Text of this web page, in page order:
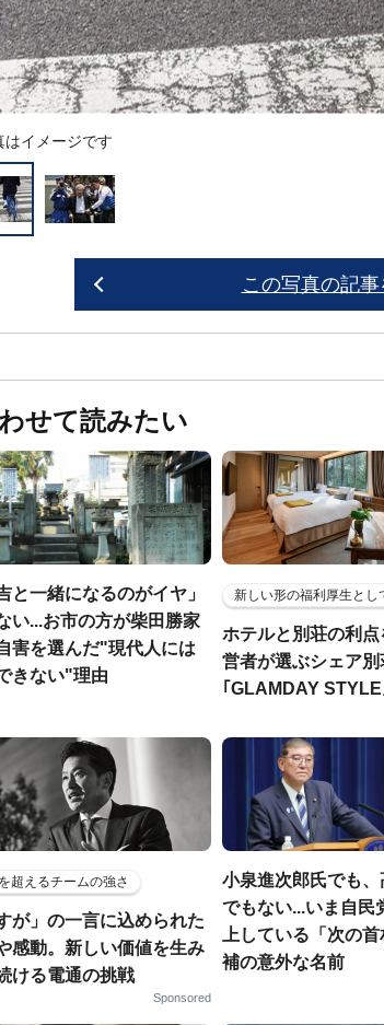
イメージです
この写真の記
せて読みたい
と一緒になるのがイヤ」
い...お市の方が柴田勝家
害を選んだ"現代人には
きない"理由
新しい形の福利厚生とし
ホテルと別荘の利
営者が選ぶシェア別
｢GLAMDAY STYLE
超えるチームの強さ
が」の一言に込められた
感動。新しい価値を生み
ける電通の挑戦
Sponsored
小泉進次郎氏でも、
でもない...いま自民
上している「次の
補の意外な名前